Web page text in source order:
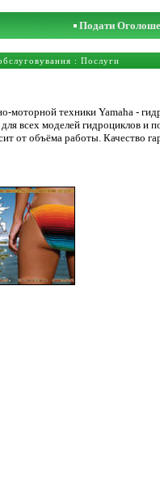
Подати
: Послуги
моторной техники Yamaha -
всех моделей гидроциклов
от объёма работы. Качество